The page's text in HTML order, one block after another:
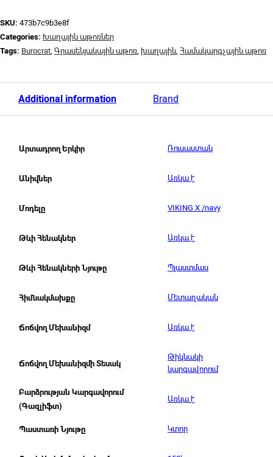
SKU: 473b7c9b3e8f
Categories: Խաղային աթոռներ
Tags: Burocrat Գրասենյակային աթոռ խաղային Համակարգչային աթոռ
Additional information Brand
Արտադրող Երկիր Ռուսաստան
Անիվներ Առկա է
Մոդելը VIKING X /navy
Թևի Հենակներ Առկա է
Թևի Հենակների Նյութը Պլաստմաս
Հիմնակմախքը Մետաղական
Ճոճվող Մեխանիզմ Առկա է
Ճոճվող Մեխանիզմի Տեսակ
Թիկնակի
կարգավորում
Բարձրության Կարգավորում
(Գազլիֆտ)
Առկա է
Պաստառի Նյութը Կտոր